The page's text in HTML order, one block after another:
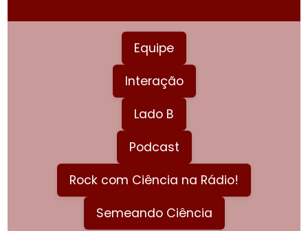
Equipe
Interação
Lado B
Podcast
Rock com Ciência na Rádio!
Semeando Ciência